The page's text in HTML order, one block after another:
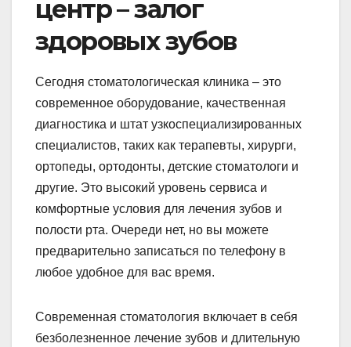
центр – залог
здоровых зубов
Сегодня стоматологическая клиника – это
современное оборудование, качественная
диагностика и штат узкоспециализированных
специалистов, таких как терапевты, хирурги,
ортопеды, ортодонты, детские стоматологи и
другие. Это высокий уровень сервиса и
комфортные условия для лечения зубов и
полости рта. Очереди нет, но вы можете
предварительно записаться по телефону в
любое удобное для вас время.
Современная стоматология включает в себя
безболезненное лечение зубов и длительную